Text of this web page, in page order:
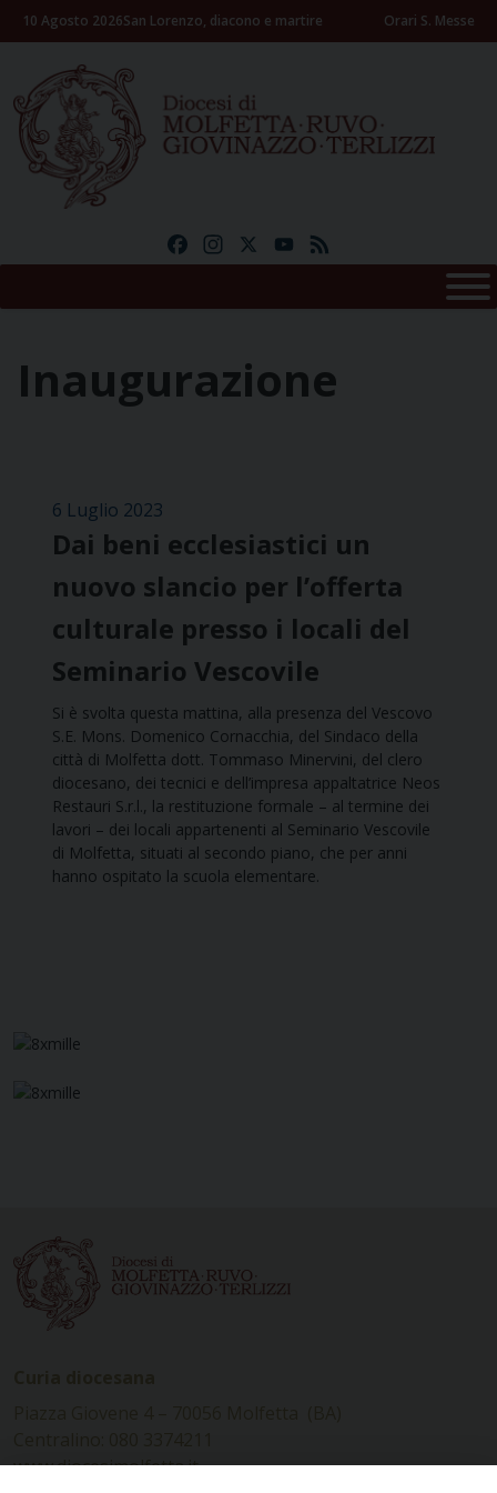
Skip10 Agosto 2026San Lorenzo, diacono e martire Orari S. Messe
FacebookInstagramYouTube
Inaugurazione
6 Luglio 2023
Dai beni ecclesiastici un
nuovo slancio per l’offerta
culturale presso i locali del
Seminario Vescovile
Si è svolta questa mattina, alla presenza del Vescovo
S.E. Mons. Domenico Cornacchia, del Sindaco della
città di Molfetta dott. Tommaso Minervini, del clero
diocesano, dei tecnici e dell’impresa appaltatrice Neos
Restauri S.r.l., la restituzione formale – al termine dei
lavori – dei locali appartenenti al Seminario Vescovile
di Molfetta, situati al secondo piano, che per anni
hanno ospitato la scuola elementare.
www.diocesimolfetta.it –